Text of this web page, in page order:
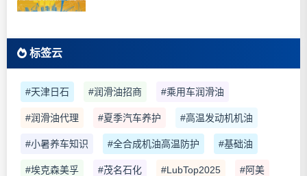
标签云
#天津日石 #润滑油招商 #乘用车润滑油
#润滑油代理 #夏季汽车养护 #高温发动机机油
#小暑养车知识 #全合成机油高温防护 #基础油
#埃克森美孚 #茂名石化 #LubTop2025 #阿美